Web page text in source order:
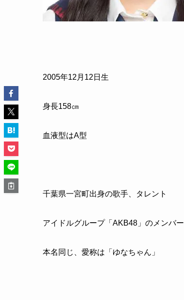
2005年12月12日生
身長158㎝
血液型はA型
千葉県一宮町出身の歌手、タレント
アイドルグループ「AKB48」のメンバー
本名同じ、愛称は「ゆなちゃん」